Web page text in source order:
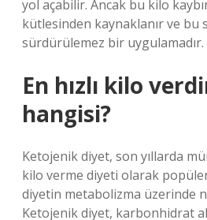
yol açabilir. Ancak bu kilo
kütlesinden kaynaklanır ve bu
sürdürülemez bir uygulamadır.
En hızlı kilo
hangisi?
Ketojenik diyet, son yıllarda
kilo verme diyeti olarak
diyetin metabolizma üzerinde
Ketojenik diyet, karbonhidrat